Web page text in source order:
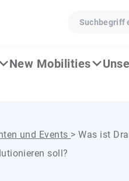
Suchbegriff
New Mobilities
und Events >Was ist
soll?